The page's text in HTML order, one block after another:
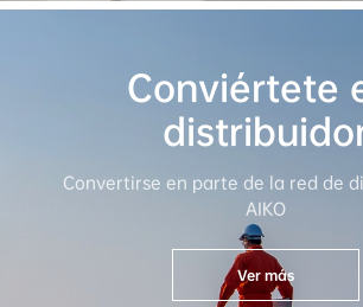
Conviértete
Convertirse en parte de la red de
AIKO
Ver más